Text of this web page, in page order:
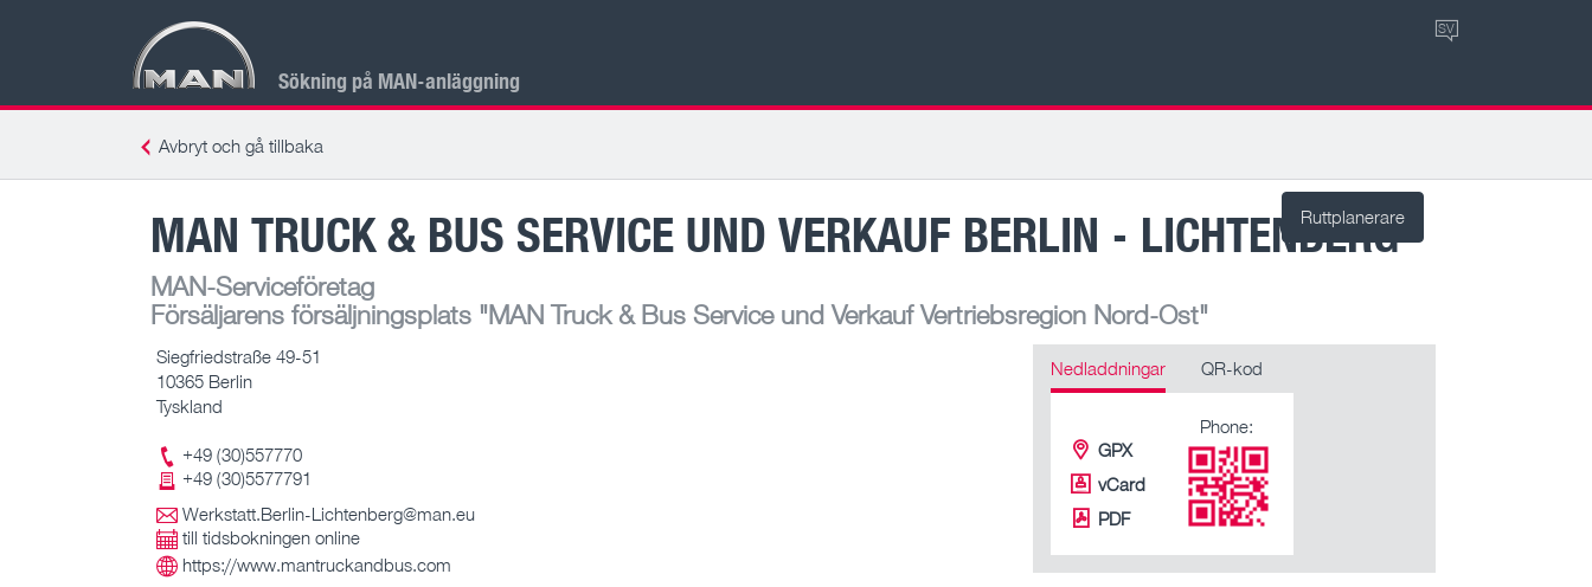
Sökning på MAN-anläggning
SV
Avbryt och gå tillbaka
Ruttplanerare
MAN TRUCK & BUS SERVICE UND VERKAUF BERLIN - LICHTENBERG
MAN-Serviceföretag
Försäljarens försäljningsplats "MAN Truck & Bus Service und Verkauf Vertriebsregion Nord-Ost"
Siegfriedstraße 49-51
10365 Berlin
Tyskland
+49 (30)557770
+49 (30)5577791
Werkstatt.Berlin-Lichtenberg@man.eu
till tidsbokningen online
https://www.mantruckandbus.com
Nedladdningar QR-kod
GPX
vCard
PDF
Phone: